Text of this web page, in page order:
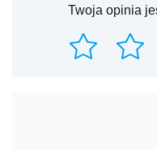
Twoja opinia